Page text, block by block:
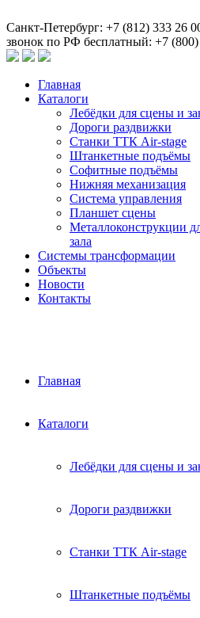
Санкт-Петербург: +7 (812) 333 26
звонок по РФ бесплатный: +7 (800)
Главная
Каталоги
Лебёдки для сцены и
Дороги раздвижки
Станки ТТК Air-stage
Штанкетные подъёмы
Софитные подъёмы
Нижняя механизация
Система управления
Планшет сцены
Металлоконструкции
зала
Системы трансформации
Объекты
Новости
Контакты
Главная
Каталоги
Лебёдки для сцены и
Дороги раздвижки
Станки ТТК Air-stage
Штанкетные подъёмы